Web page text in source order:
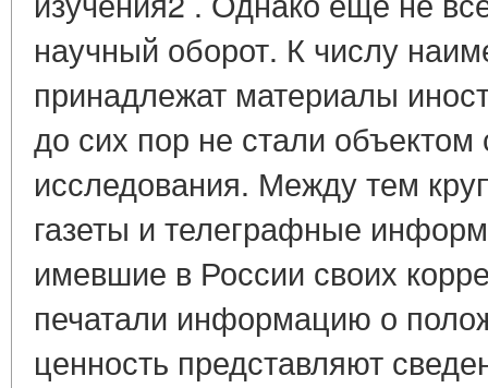
научный оборот. К числу
принадлежат материалы
до сих пор не стали объектом
исследования. Между тем
газеты и телеграфные
имевшие в России своих
печатали информацию о
ценность представляют